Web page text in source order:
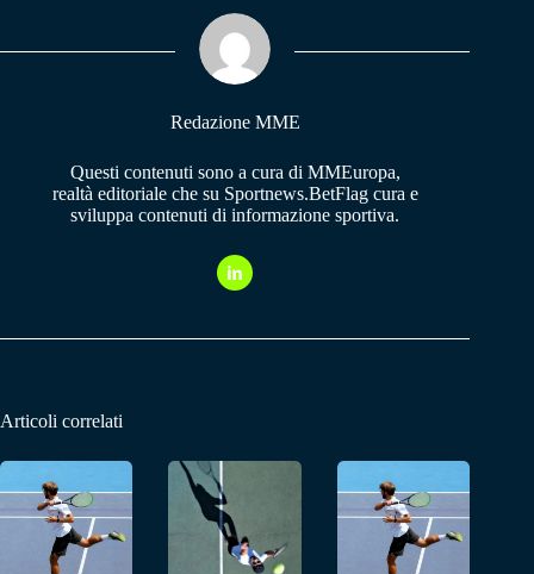
pp m
Redazione MME
Questi contenuti sono a cura di MMEuropa,
realtà editoriale che su Sportnews.BetFlag cura e
sviluppa contenuti di informazione sportiva.
Articoli correlati